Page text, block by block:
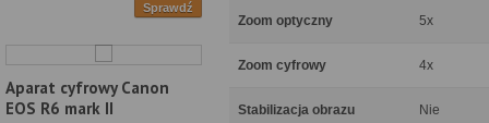
Sprawdź
Aparat cyfrowy Canon
EOS R6 mark II
Zoom optyczny 5x
Zoom cyfrowy 4x
Stabilizacja obrazu Nie